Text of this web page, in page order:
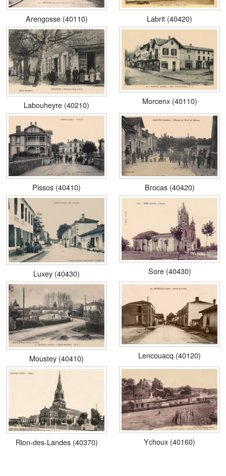
Arengosse (40110) Labrit (40420)
Labouheyre (40210) Morcenx (40110)
Pissos (40410) Brocas (40420)
Luxey (40430) Sore (40430)
Moustey (40410) Lencouacq (40120)
Rion-des-Landes (40370) Ychoux (40160)